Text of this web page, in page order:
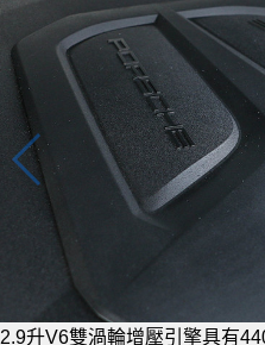
搭配8速Tiptronic手自排變速箱